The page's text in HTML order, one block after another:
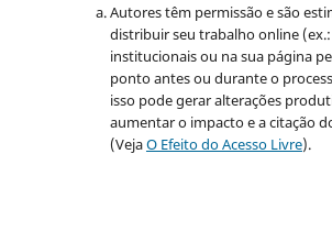
Autores têm permissão e são
distribuir seu trabalho online
institucionais ou na sua página
ponto antes ou durante o
isso pode gerar alterações
aumentar o impacto e a citação
(VejaO Efeito do Acesso Livre).